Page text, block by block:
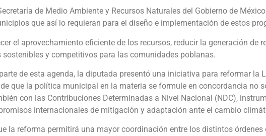
de Medio Ambiente y Recursos Naturales del Gobierno de
que así lo requieran para el diseño e implementación de estos
el aprovechamiento eficiente de los recursos, reducir la generación de
sostenibles y competitivos para las comunidades poblanas.
de esta agenda, la diputada presentó una iniciativa para reformar la
que la política municipal en la materia se formule en concordancia no
con las Contribuciones Determinadas a Nivel Nacional (NDC),
internacionales de mitigación y adaptación ante el cambio
la reforma permitirá una mayor coordinación entre los distintos órdenes